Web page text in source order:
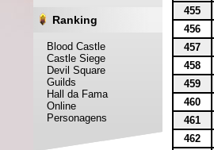
Ranking
Blood Castle
Castle Siege
Devil Square
Guilds
Hall da Fama
Online
Personagens
455
456
457
458
459
460
461
462